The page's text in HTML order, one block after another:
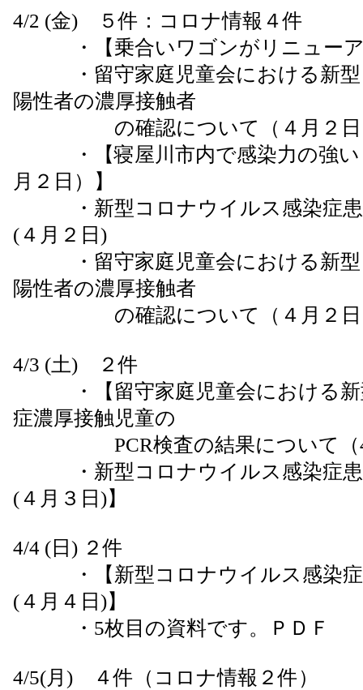
4/2 (金) ５件：コロナ情報４件
・【乗合いワゴンがリニューア
・留守家庭児童会における新型
陽性者の濃厚接触者
の確認について（４月２
・【寝屋川市内で感染力の強い
月２日）】
・新型コロナウイルス感染症患
(４月２日)
・留守家庭児童会における新型
陽性者の濃厚接触者
の確認について（４月２日
4/3 (土) ２件
・【留守家庭児童会における新
症濃厚接触児童の
PCR検査の結果について（4
・新型コロナウイルス感染症患
(４月３日)】
4/4 (日) ２件
・【新型コロナウイルス感染症
(４月４日)】
・5枚目の資料です。ＰＤＦ
4/5(月) ４件（コロナ情報２件）